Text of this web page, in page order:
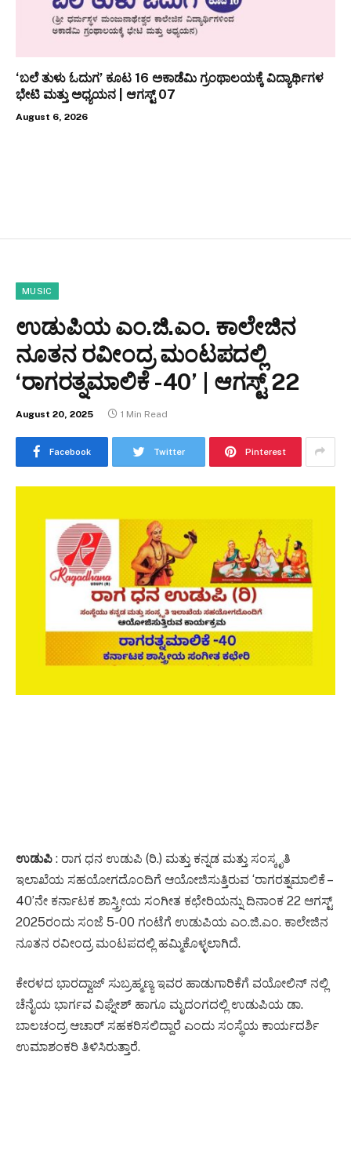
‘ಬಲೆ ತುಳು ಓದುಗ’ ಕೂಟ 16 ಅಕಾಡೆಮಿ ಗ್ರಂಥಾಲಯಕ್ಕೆ ವಿದ್ಯಾರ್ಥಿಗಳ
ಭೇಟಿ ಮತ್ತು ಅಧ್ಯಯನ | ಆಗಸ್ಟ್ 07
August 6, 2026
MUSIC
ಉಡುಪಿಯ ಎಂ.ಜಿ.ಎಂ. ಕಾಲೇಜಿನ
ನೂತನ ರವೀಂದ್ರ ಮಂಟಪದಲ್ಲಿ
‘ರಾಗರತ್ನಮಾಲಿಕೆ -40’ | ಆಗಸ್ಟ್ 22
August 20, 2025 1 Min Read
Facebook Twitter Pinterest
ಉಡುಪಿ : ರಾಗ ಧನ ಉಡುಪಿ (ರಿ.) ಮತ್ತು ಕನ್ನಡ ಮತ್ತು ಸಂಸ್ಕೃತಿ
ಇಲಾಖೆಯ ಸಹಯೋಗದೊಂದಿಗೆ ಆಯೋಜಿಸುತ್ತಿರುವ ‘ರಾಗರತ್ನಮಾಲಿಕೆ –
40’ನೇ ಕರ್ನಾಟಕ ಶಾಸ್ತ್ರೀಯ ಸಂಗೀತ ಕಛೇರಿಯನ್ನು ದಿನಾಂಕ 22 ಆಗಸ್ಟ್
2025ರಂದು ಸಂಜೆ 5-00 ಗಂಟೆಗೆ ಉಡುಪಿಯ ಎಂ.ಜಿ.ಎಂ. ಕಾಲೇಜಿನ
ನೂತನ ರವೀಂದ್ರ ಮಂಟಪದಲ್ಲಿ ಹಮ್ಮಿಕೊಳ್ಳಲಾಗಿದೆ.
ಕೇರಳದ ಭಾರದ್ವಾಜ್ ಸುಬ್ರಹ್ಮಣ್ಯ ಇವರ ಹಾಡುಗಾರಿಕೆಗೆ ವಯೋಲಿನ್ ನಲ್ಲಿ
ಚೆನೈಯ ಭಾರ್ಗವ ವಿಘ್ನೇಶ್ ಹಾಗೂ ಮೃದಂಗದಲ್ಲಿ ಉಡುಪಿಯ ಡಾ.
ಬಾಲಚಂದ್ರ ಆಚಾರ್ ಸಹಕರಿಸಲಿದ್ದಾರೆ ಎಂದು ಸಂಸ್ಥೆಯ ಕಾರ್ಯದರ್ಶಿ
ಉಮಾಶಂಕರಿ ತಿಳಿಸಿರುತ್ತಾರೆ.